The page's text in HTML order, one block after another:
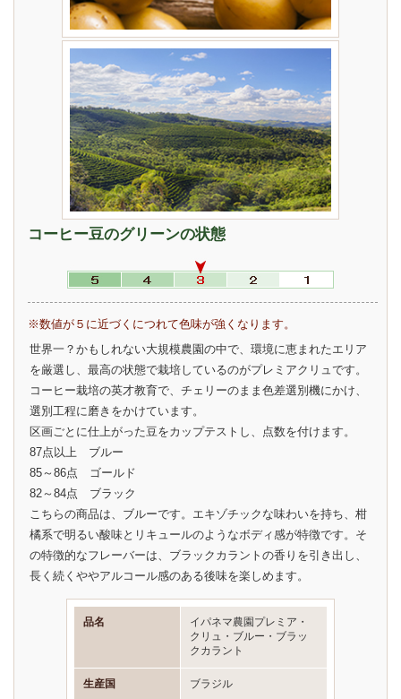
コーヒー豆のグリーンの状態
※数値が５に近づくにつれて色味が強くなります。
世界一？かもしれない大規模農園の中で、環境に恵まれたエリア
を厳選し、最高の状態で栽培しているのがプレミアクリュです。
コーヒー栽培の英才教育で、チェリーのまま色差選別機にかけ、
選別工程に磨きをかけています。
区画ごとに仕上がった豆をカップテストし、点数を付けます。
87点以上 ブルー
85～86点 ゴールド
82～84点 ブラック
こちらの商品は、ブルーです。エキゾチックな味わいを持ち、柑
橘系で明るい酸味とリキュールのようなボディ感が特徴です。そ
の特徴的なフレーバーは、ブラックカラントの香りを引き出し、
長く続くややアルコール感のある後味を楽しめます。
品名
イパネマ農園プレミア・
クリュ・ブルー・ブラッ
クカラント
生産国 ブラジル